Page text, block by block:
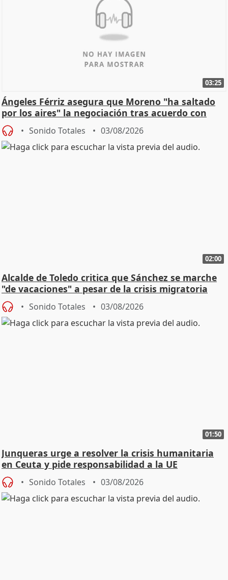
03:25
Ángeles Férriz asegura que Moreno "ha saltado
por los aires" la negociación tras acuerdo con
SMA
Sonido Totales 03/08/2026
02:00
Alcalde de Toledo critica que Sánchez se marche
"de vacaciones" a pesar de la crisis migratoria
Sonido Totales 03/08/2026
01:50
Junqueras urge a resolver la crisis humanitaria
en Ceuta y pide responsabilidad a la UE
Sonido Totales 03/08/2026